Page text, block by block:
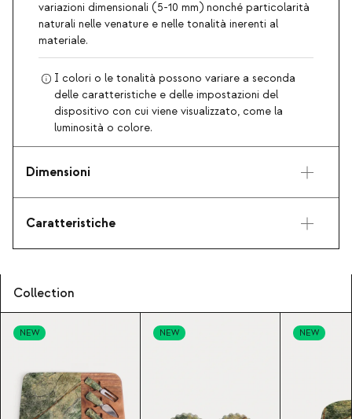
variazioni dimensionali (5-10 mm) nonché particolarità
naturali nelle venature e nelle tonalità inerenti al
materiale.
I colori o le tonalità possono variare a seconda
delle caratteristiche e delle impostazioni del
dispositivo con cui viene visualizzato, come la
luminosità o colore.
Dimensioni
Caratteristiche
Collection
NEW NEW NEW